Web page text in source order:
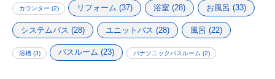
カウンター (2) リフォーム (37) 浴室 (28) お風呂 (33)
システムバス (28) ユニットバス (28) 風呂 (22)
浴槽(3) バスルーム (23) パナソニックバスルーム (2)